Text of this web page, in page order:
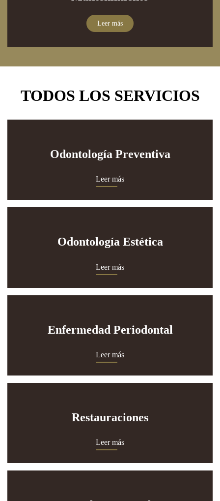
Leer más
TODOS LOS SERVICIOS
Odontología Preventiva
Leer más
Odontología Estética
Leer más
Enfermedad Periodontal
Leer más
Restauraciones
Leer más